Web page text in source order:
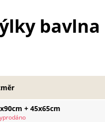
bavlna
+ 45x65cm